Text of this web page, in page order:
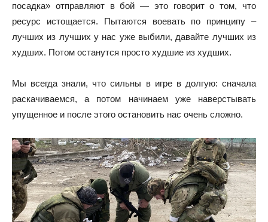
посадка» отправляют в бой — это говорит о том, что
ресурс истощается. Пытаются воевать по принципу –
лучших из лучших у нас уже выбили, давайте лучших из
худших. Потом останутся просто худшие из худших.
Мы всегда знали, что сильны в игре в долгую: сначала
раскачиваемся, а потом начинаем уже наверстывать
упущенное и после этого остановить нас очень сложно.